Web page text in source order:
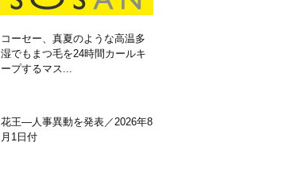
コーセー、真夏のような高温多
湿でもまつ毛を24時間カールキ
ープするマス...
花王―人事異動を発表／2026年8
月1日付